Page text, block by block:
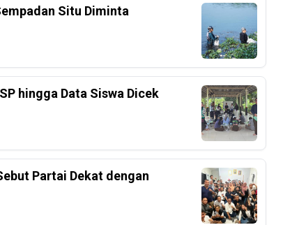
Situ Diminta
hingga Data Siswa Dicek
Partai Dekat dengan